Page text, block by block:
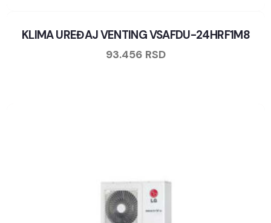
KLIMA UREĐAJ VENTING VSAFDU-24HRF1M8
93.456 RSD